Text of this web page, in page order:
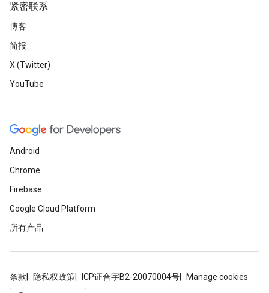
紧密联系
博客
简报
X (Twitter)
YouTube
Android
Chrome
Firebase
Google Cloud Platform
所有产品
条款 隐私权政策 ICP证合字B2-20070004号 Manage cookies